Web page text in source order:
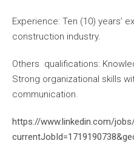
Experience: Ten (10) years’
construction industry.
Others qualifications:
Strong organizational skills
communication.
https://www.linkedin.com/